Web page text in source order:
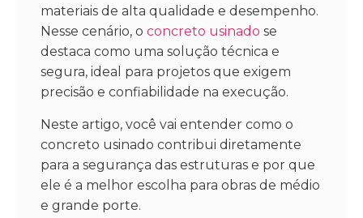
materiais de alta qualidade e desempenho.
Nesse cenário, o concreto usinado se
destaca como uma solução técnica e
segura, ideal para projetos que exigem
precisão e confiabilidade na execução.
Neste artigo, você vai entender como o
concreto usinado contribui diretamente
para a segurança das estruturas e por que
ele é a melhor escolha para obras de médio
e grande porte.